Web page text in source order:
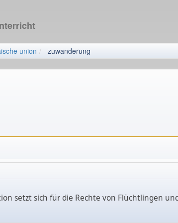
union zuwanderung
setzt sich für die Rechte von Flüchtlingen